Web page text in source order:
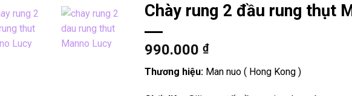
Chày rung 2 đầu rung thụt
990.000 ₫
Thương hiệu: Man nuo ( Hong Kong )